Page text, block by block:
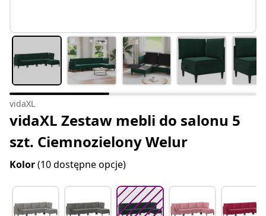
vidaXL
vidaXL Zestaw mebli do salonu 5
szt. Ciemnozielony Welur
Kolor(10 dostępne opcje)